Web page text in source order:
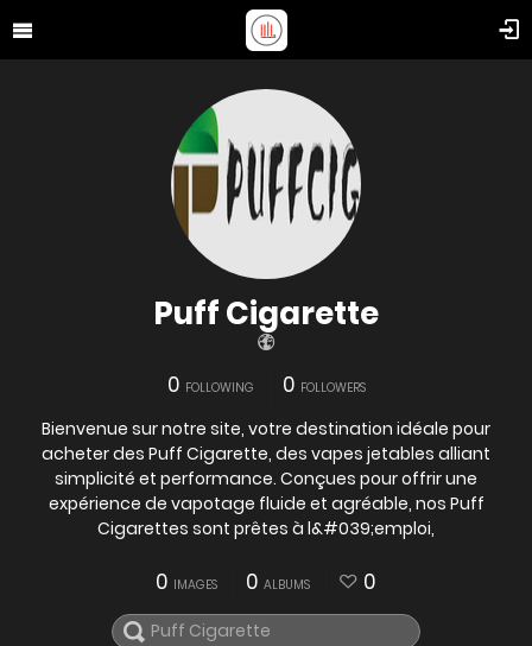
Puff Cigarette
0 FOLLOWING 0 FOLLOWERS
Bienvenue sur notre site, votre destination idéale pour
acheter des Puff Cigarette, des vapes jetables alliant
simplicité et performance. Conçues pour offrir une
expérience de vapotage fluide et agréable, nos Puff
Cigarettes sont prêtes à l&#039;emploi,
0 IMAGES 0 ALBUMS 0